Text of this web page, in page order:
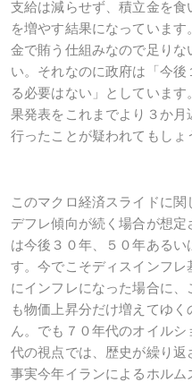
支給は減らせず、積立金を
を増やす結果になっていま
金で賄う仕組みなので足り
い。それなのに政府は「今
る必要はない」としていま
果発表をこれまでより３か
行ったことが疑われてもしょ
このマクロ経済スライドに
デフレ傾向が続く場合が想
は今後３０年、５０年ある
す。今でこそディスインフ
にインフレになった場合に
も物価上昇分だけ増えてゆ
ん。でも７０年代のオイル
代の視点では、歴史が繰り返
事実今年イランによるホルム